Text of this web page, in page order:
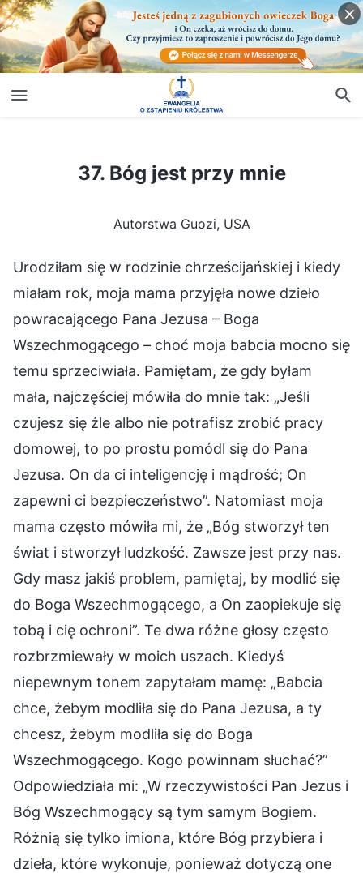
37. Bóg jest przy mnie
Autorstwa Guozi, USA
Urodziłam się w rodzinie chrześcijańskiej i kiedy
miałam rok, moja mama przyjęła nowe dzieło
powracającego Pana Jezusa – Boga
Wszechmogącego – choć moja babcia mocno się
temu sprzeciwiała. Pamiętam, że gdy byłam
mała, najczęściej mówiła do mnie tak: „Jeśli
czujesz się źle albo nie potrafisz zrobić pracy
domowej, to po prostu pomódl się do Pana
Jezusa. On da ci inteligencję i mądrość; On
zapewni ci bezpieczeństwo”. Natomiast moja
mama często mówiła mi, że „Bóg stworzył ten
świat i stworzył ludzkość. Zawsze jest przy nas.
Gdy masz jakiś problem, pamiętaj, by modlić się
do Boga Wszechmogącego, a On zaopiekuje się
tobą i cię ochroni”. Te dwa różne głosy często
rozbrzmiewały w moich uszach. Kiedyś
niepewnym tonem zapytałam mamę: „Babcia
chce, żebym modliła się do Pana Jezusa, a ty
chcesz, żebym modliła się do Boga
Wszechmogącego. Kogo powinnam słuchać?”
Odpowiedziała mi: „W rzeczywistości Pan Jezus i
Bóg Wszechmogący są tym samym Bogiem.
Różnią się tylko imiona, które Bóg przybiera i
dzieła, które wykonuje, ponieważ dotyczą one